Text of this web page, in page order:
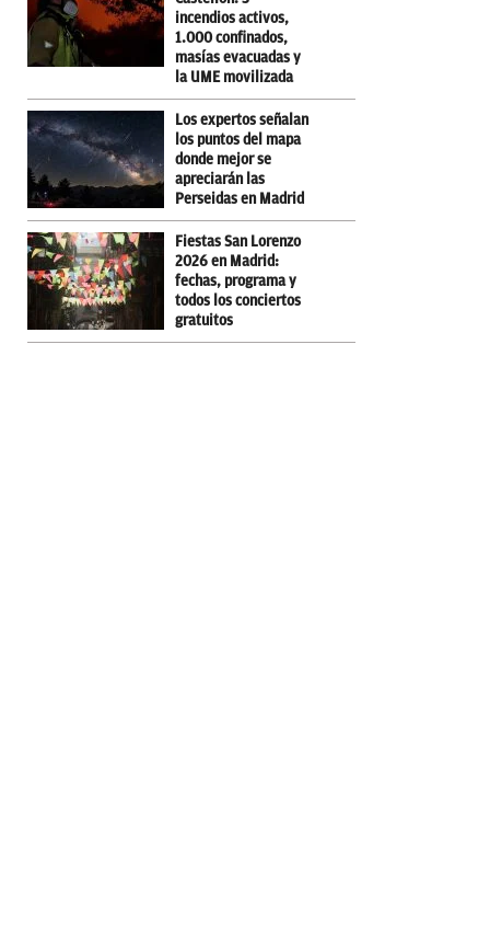
incendios activos,
1.000 confinados,
masías evacuadas y
la UME movilizada
Los expertos señalan
los puntos del mapa
donde mejor se
apreciarán las
Perseidas en Madrid
Fiestas San Lorenzo
2026 en Madrid:
fechas, programa y
todos los conciertos
gratuitos